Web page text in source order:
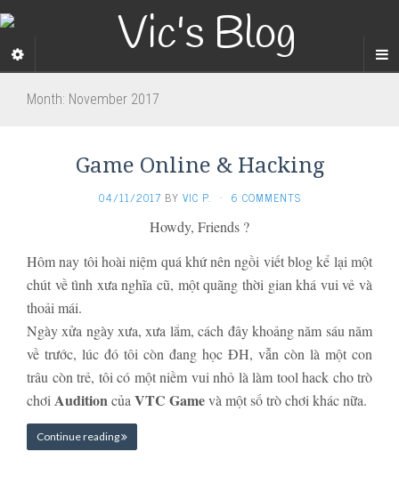
Month: November 2017
Game Online & Hacking
04/11/2017 BY VIC P. · 6 COMMENTS
Howdy, Friends ?
Hôm nay tôi hoài niệm quá khứ nên ngồi viết blog kể lại một
chút về tình xưa nghĩa cũ, một quãng thời gian khá vui vẻ và
thoải mái.
Ngày xửa ngày xưa, xưa lắm, cách đây khoảng năm sáu năm
về trước, lúc đó tôi còn đang học ĐH, vẫn còn là một con
trâu còn trẻ, tôi có một niềm vui nhỏ là làm tool hack cho trò
chơi Auditioncủa VTC Gamevà một số trò chơi khác nữa.
Continue reading